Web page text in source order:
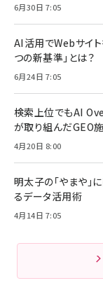
6月30日 7:05
AI活用でWebサイ
つの新基準」とは？
6月24日 7:05
検索上位でもAI
が取り組んだGEO
4月20日 8:00
明太子の「やまや」
るデータ活用術
4月14日 7:05